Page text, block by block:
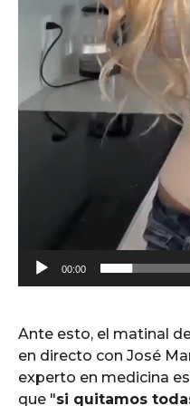
00:00
Ante esto, el matinal
en directo con José
experto en medicina
que "si quitamos